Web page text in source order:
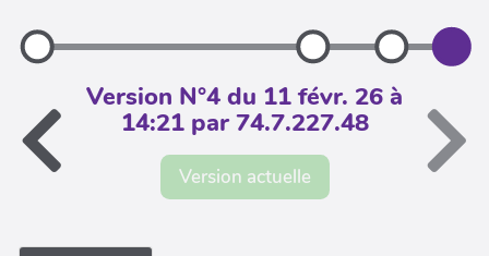
Version N°4 du 11 févr. 26 à
14:21 par 74.7.227.48
Version actuelle